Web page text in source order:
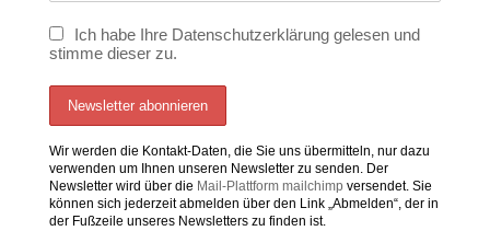
Ich habe Ihre Datenschutzerklärung gelesen und
stimme dieser zu.
Wir werden die Kontakt-Daten, die Sie uns übermitteln, nur dazu
verwenden um Ihnen unseren Newsletter zu senden. Der
Newsletter wird über die Mail-Plattform mailchimp versendet. Sie
können sich jederzeit abmelden über den Link „Abmelden“, der in
der Fußzeile unseres Newsletters zu finden ist.